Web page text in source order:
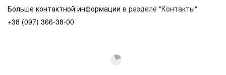
Больше контактной информации в разделе "Контакты"
+38 (097) 366-38-00